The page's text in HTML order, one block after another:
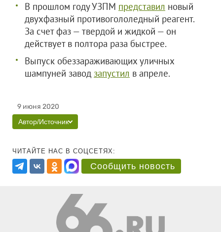
В прошлом году УЗПМ представил новый
двухфазный противогололедный реагент.
За счет фаз — твердой и жидкой — он
действует в полтора раза быстрее.
Выпуск обеззараживающих уличных
шампуней завод запустил в апреле.
9 июня 2020
Автор/Источник
ЧИТАЙТЕ НАС В СОЦСЕТЯХ:
Сообщить новость